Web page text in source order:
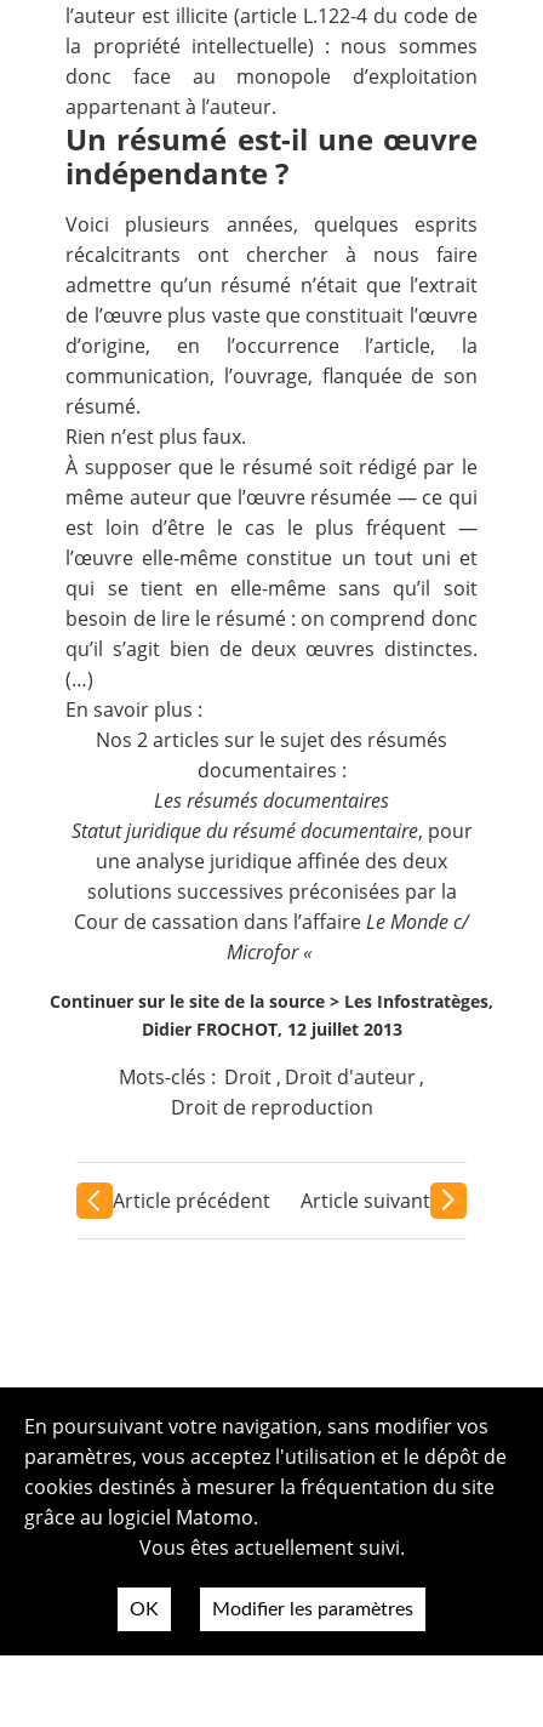
l’auteur est illicite (article L.122-4du code de
la propriété intellectuelle) : nous sommes
donc face au monopole d’exploitation
appartenant à l’auteur.
Un résumé est-il une œuvre
indépendante ?
Voici plusieurs années, quelques esprits
récalcitrants ont chercher à nous faire
admettre qu’un résumé n’était que l’extrait
de l’œuvre plus vaste que constituait l’œuvre
d’origine, en l’occurrence l’article, la
communication, l’ouvrage, flanquée de son
résumé.
Rien n’est plus faux.
À supposer que le résumé soit rédigé par le
même auteur que l’œuvre résumée — ce qui
est loin d’être le cas le plus fréquent —
l’œuvre elle-même constitue un tout uni et
qui se tient en elle-même sans qu’il soit
besoin de lire le résumé : on comprend donc
qu’il s’agit bien de deux œuvres distinctes.
(…)
En savoir plus :
Nos 2 articles sur le sujet des résumés
documentaires :
Les résumés documentaires
Statut juridique du résumé documentaire, pour
une analyse juridique affinée des deux
solutions successives préconisées par la
Cour de cassation dans l’affaireLe Monde c/
Microfor «
Continuer sur le site de la source > Les Infostratèges,
Didier FROCHOT, 12 juillet 2013
Mots-clés : Droit , Droit d'auteur,
Droit de reproduction
Article précédent Article suivant
En poursuivant votre navigation, sans modifier vos
paramètres, vous acceptez l'utilisation et le dépôt de
cookies destinés à mesurer la fréquentation du site
grâce au logiciel Matomo.
Vous êtes actuellement suivi.
OK Modifier les paramètres